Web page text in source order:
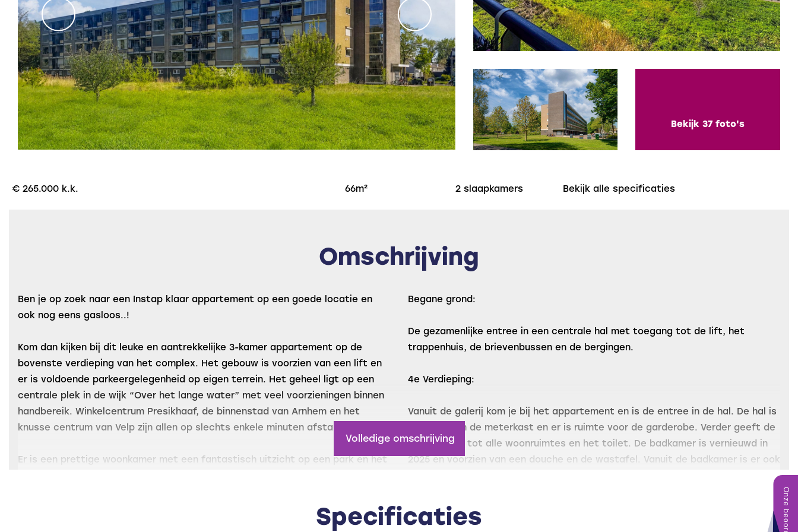
Bekijk 37 foto's
€ 265.000 k.k. 66m² 2 slaapkamers Bekijk alle specificaties
Omschrijving
Ben je op zoek naar een Instap klaar appartement op een goede locatie en
ook nog eens gasloos..!
Kom dan kijken bij dit leuke en aantrekkelijke 3-kamer appartement op de
bovenste verdieping van het complex. Het gebouw is voorzien van een lift en
er is voldoende parkeergelegenheid op eigen terrein. Het geheel ligt op een
centrale plek in de wijk “Over het lange water” met veel voorzieningen binnen
handbereik. Winkelcentrum Presikhaaf, de binnenstad van Arnhem en het
knusse centrum van Velp zijn allen op slechts enkele minuten afstand.
Er is een prettige woonkamer met een fantastisch uitzicht op een park en het
prettige lichtinval en de doorkijk vanuit de keuken en de woonkamer. Hierdoor
Begane grond:
De gezamenlijke entree in een centrale hal met toegang tot de lift, het
trappenhuis, de brievenbussen en de bergingen.
4e Verdieping:
Vanuit de galerij kom je bij het appartement en is de entree in de hal. De hal is
voorzien van de meterkast en er is ruimte voor de garderobe. Verder geeft de
hal toegang tot alle woonruimtes en het toilet. De badkamer is vernieuwd in
2025 en voorzien van een douche en de wastafel. Vanuit de badkamer is er ook
een vast kast met de opstelling van de boiler (2020) en de vriezer. Ook ideaal
als werkkamer te gebruiken.
Volledige omschrijving
Specificaties